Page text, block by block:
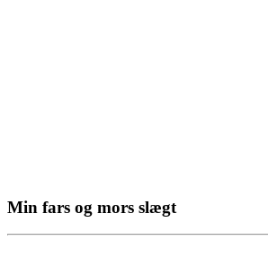
Min fars og mors slægt